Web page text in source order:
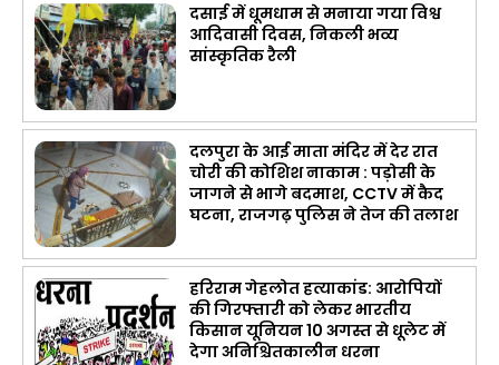
दसाई में धूमधाम से मनाया गया विश्व
आदिवासी दिवस, निकली भव्य
सांस्कृतिक रैली
दलपुरा के आई माता मंदिर में देर रात
चोरी की कोशिश नाकाम : पड़ोसी के
जागने से भागे बदमाश, CCTV में कैद
घटना, राजगढ़ पुलिस ने तेज की तलाश
हरिराम गेहलोत हत्याकांड: आरोपियों
की गिरफ्तारी को लेकर भारतीय
किसान यूनियन 10 अगस्त से धूलेट में
देगा अनिश्चितकालीन धरना